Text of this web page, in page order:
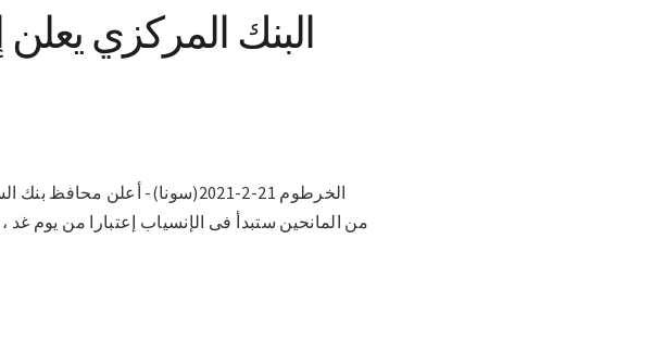
البنك المركزي
الخرطوم 21-2-2021(سونا)- أعلن
من المانحين ستبدأ فى الإنسياب إعتبارا من يوم غد